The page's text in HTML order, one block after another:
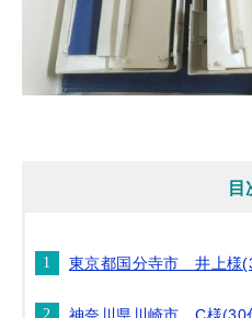
目
東京都国分寺市 井上様